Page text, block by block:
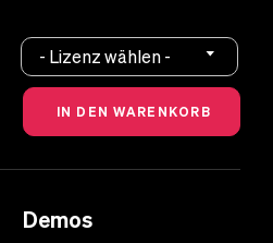
- Lizenz wählen -
Demos